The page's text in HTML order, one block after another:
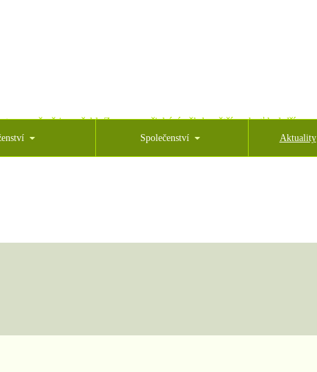
o němž jsem řekl: Za mnou přichází někdo větší, neboť byl dříve
Společenství Aktuality